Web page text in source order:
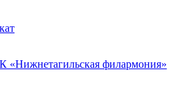
филармония»